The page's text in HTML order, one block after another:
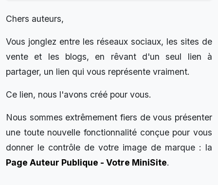
Chers auteurs,
Vous jonglez entre les réseaux sociaux, les sites de
vente et les blogs, en rêvant d'un seul lien à
partager, un lien qui vous représente vraiment.
Ce lien, nous l'avons créé pour vous.
Nous sommes extrêmement fiers de vous présenter
une toute nouvelle fonctionnalité conçue pour vous
donner le contrôle de votre image de marque : la
Page Auteur Publique - Votre MiniSite.